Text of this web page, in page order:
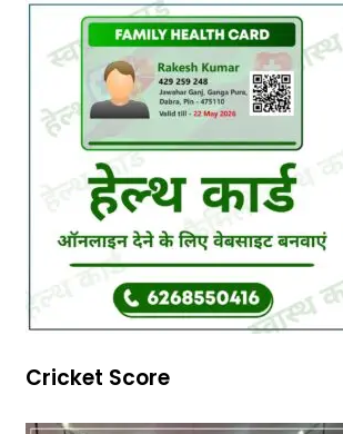
Cricket Score